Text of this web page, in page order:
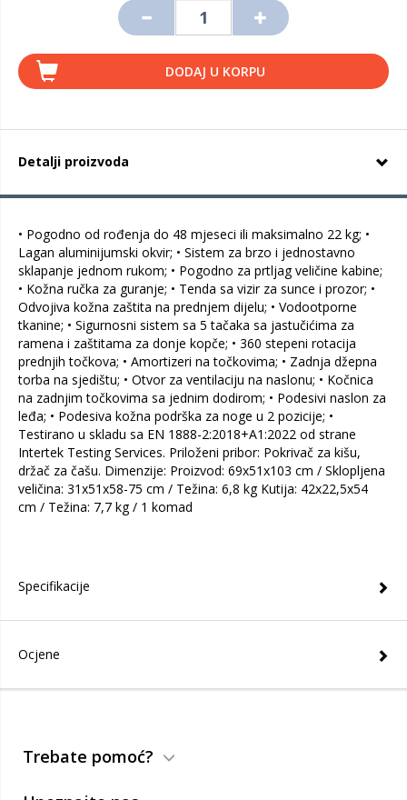
DODAJ U KORPU
Detalji proizvoda
• Pogodno od rođenja do 48 mjeseci ili maksimalno 22 kg; •
Lagan aluminijumski okvir; • Sistem za brzo i jednostavno
sklapanje jednom rukom; • Pogodno za prtljag veličine kabine;
• Kožna ručka za guranje; • Tenda sa vizir za sunce i prozor; •
Odvojiva kožna zaštita na prednjem dijelu; • Vodootporne
tkanine; • Sigurnosni sistem sa 5 tačaka sa jastučićima za
ramena i zaštitama za donje kopče; • 360 stepeni rotacija
prednjih točkova; • Amortizeri na točkovima; • Zadnja džepna
torba na sjedištu; • Otvor za ventilaciju na naslonu; • Kočnica
na zadnjim točkovima sa jednim dodirom; • Podesivi naslon za
leđa; • Podesiva kožna podrška za noge u 2 pozicije; •
Testirano u skladu sa EN 1888-2:2018+A1:2022 od strane
Intertek Testing Services. Priloženi pribor: Pokrivač za kišu,
držač za čašu. Dimenzije: Proizvod: 69x51x103 cm / Sklopljena
veličina: 31x51x58-75 cm / Težina: 6,8 kg Kutija: 42x22,5x54
cm / Težina: 7,7 kg / 1 komad
Specifikacije
Ocjene
Trebate pomoć?